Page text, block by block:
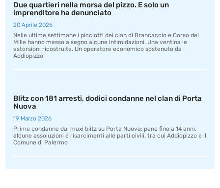
Due quartieri nella morsa del pizzo. E solo un
imprenditore ha denunciato
20 Aprile 2026
Nelle ultime settimane i picciotti dei clan di Brancaccio e Corso dei
Mille hanno messo a segno alcune intimidazioni. Una ventina le
estorsioni ricostruite. Un operatore economico sostenuto da
Addiopizzo
Blitz con 181 arresti, dodici condanne nel clan di Porta
Nuova
19 Marzo 2026
Prime condanne dal maxi blitz su Porta Nuova: pene fino a 14 anni,
alcune assoluzioni e risarcimenti alle parti civili, tra cui Addiopizzo e il
Comune di Palermo